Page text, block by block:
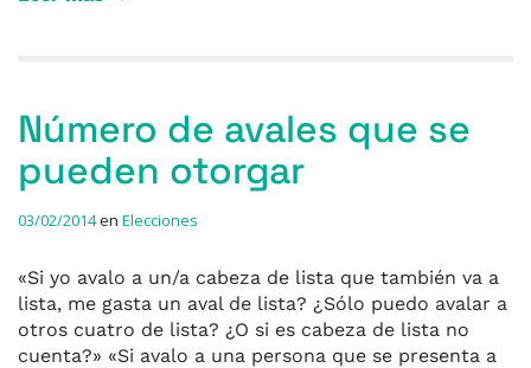
Número de avales que se
pueden otorgar
03/02/2014en Elecciones
«Si yo avalo a un/a cabeza de lista que también va a
lista, me gasta un aval de lista? ¿Sólo puedo avalar a
otros cuatro de lista? ¿O si es cabeza de lista no
cuenta?» «Si avalo a una persona que se presenta a